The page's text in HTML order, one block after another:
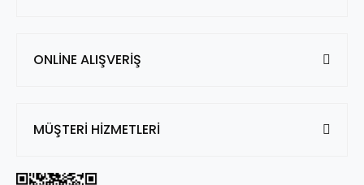
ONLİNE ALIŞVERİŞ
MÜŞTERİ HİZMETLERİ